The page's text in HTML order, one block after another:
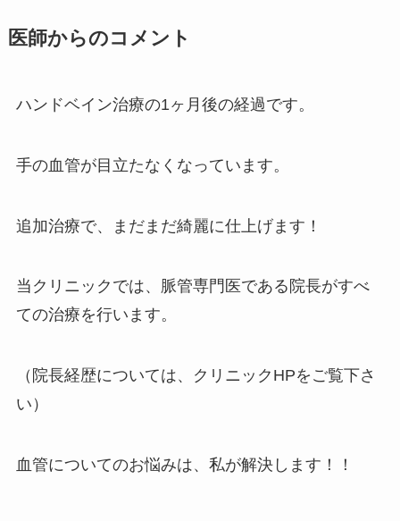
医師からのコメント
ハンドベイン治療の1ヶ月後の経過です。
手の血管が目立たなくなっています。
追加治療で、まだまだ綺麗に仕上げます！
当クリニックでは、脈管専門医である院長がすべ
ての治療を行います。
（院長経歴については、クリニックHPをご覧下さ
い）
血管についてのお悩みは、私が解決します！！